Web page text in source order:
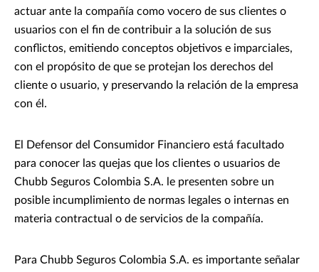
actuar ante la compañía como vocero de sus clientes o
usuarios con el fin de contribuir a la solución de sus
conflictos, emitiendo conceptos objetivos e imparciales,
con el propósito de que se protejan los derechos del
cliente o usuario, y preservando la relación de la empresa
con él.
El Defensor del Consumidor Financiero está facultado
para conocer las quejas que los clientes o usuarios de
Chubb Seguros Colombia S.A. le presenten sobre un
posible incumplimiento de normas legales o internas en
materia contractual o de servicios de la compañía.
Para Chubb Seguros Colombia S.A. es importante señalar